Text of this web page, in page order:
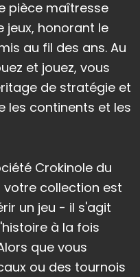
pièce maîtresse
jeux, honorant le
au fil des ans. Au
et jouez, vous
de stratégie et
les continents et les
Crokinole du
votre collection est
un jeu - il s'agit
à la fois
que vous
ou des tournois